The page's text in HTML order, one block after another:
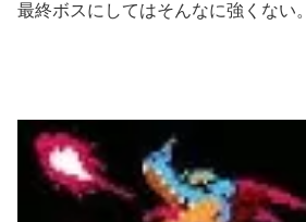
最終ボスにしてはそんなに強くない。